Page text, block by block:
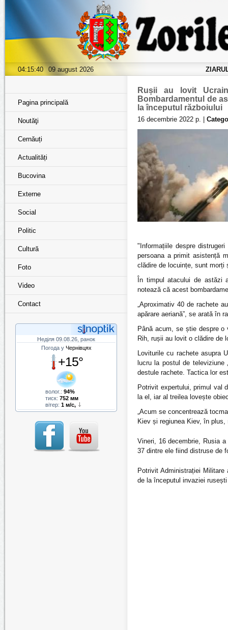
04:15:41 09 august 2026
Pagina principală
Noutăţi
Cernăuți
Actualități
Bucovina
Externe
Social
Politic
Cultură
Foto
Video
Contact
Неділя 09.08.26, ранок
Погода у Чернівцях
+15°
волог.: 94%
тиск: 752 мм
вітер: 1 м/с,
Rușii au lovit
Bombardamentul de
la începutul războiului
16 decembrie 2022 р. |
"Informațiile despre
persoana a primit asistență
clădire de locuințe, sunt morți
În timpul atacului de astăzi
notează că acest
„Aproximativ 40 de rachete
apărare aeriană”, se arată în
Până acum, se știe despre
Rih, rușii au lovit o clădire de
Loviturile cu rachete asupra
lucru la postul de
destule rachete. Tactica lor
Potrivit expertului, primul val
la el, iar al treilea lovește
„Acum se concentrează
Kiev și regiunea Kiev, în
Vineri, 16 decembrie, Rusia
37 dintre ele fiind distruse de
Potrivit Administrației
de la începutul invaziei